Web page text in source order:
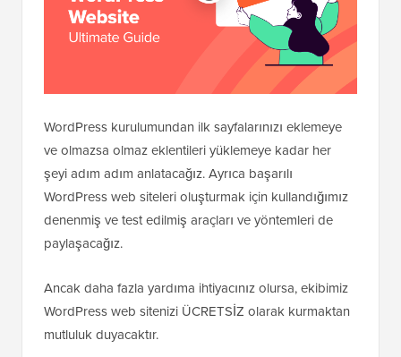
WordPress kurulumundan ilk sayfalarınızı eklemeye
ve olmazsa olmaz eklentileri yüklemeye kadar her
şeyi adım adım anlatacağız. Ayrıca başarılı
WordPress web siteleri oluşturmak için kullandığımız
denenmiş ve test edilmiş araçları ve yöntemleri de
paylaşacağız.
Ancak daha fazla yardıma ihtiyacınız olursa, ekibimiz
WordPress web sitenizi ÜCRETSİZ olarak kurmaktan
mutluluk duyacaktır.